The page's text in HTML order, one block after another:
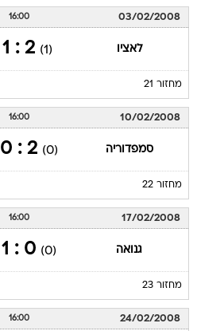
03/02/2008
16:00
לאציו (1)
2 : 1
מחזור 21
10/02/2008
16:00
סמפדוריה (0)
2 : 0
מחזור 22
17/02/2008
16:00
גנואה (0)
0 : 1
מחזור 23
24/02/2008
16:00